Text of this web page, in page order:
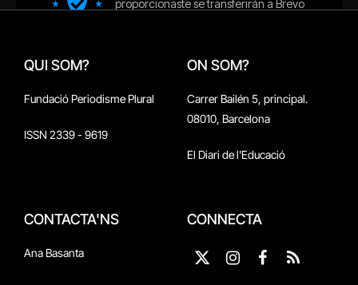
QUI SOM?
Fundació Periodisme Plural
ISSN 2339 - 9619
ON SOM?
Carrer Bailén 5, principal.
08010, Barcelona
El Diari de l'Educació
CONTACTA'NS
Ana Basanta
CONNECTA
X
Instagram
Facebook
RSS